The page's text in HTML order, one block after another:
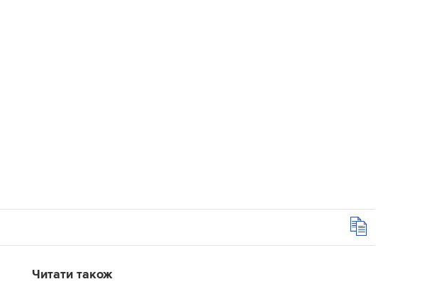
Читати також